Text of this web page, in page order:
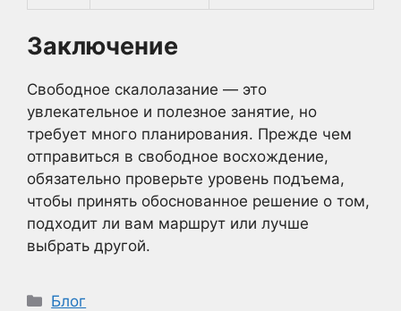
Заключение
Свободное скалолазание — это
увлекательное и полезное занятие, но
требует много планирования. Прежде чем
отправиться в свободное восхождение,
обязательно проверьте уровень подъема,
чтобы принять обоснованное решение о том,
подходит ли вам маршрут или лучше
выбрать другой.
Рубрики
Блог